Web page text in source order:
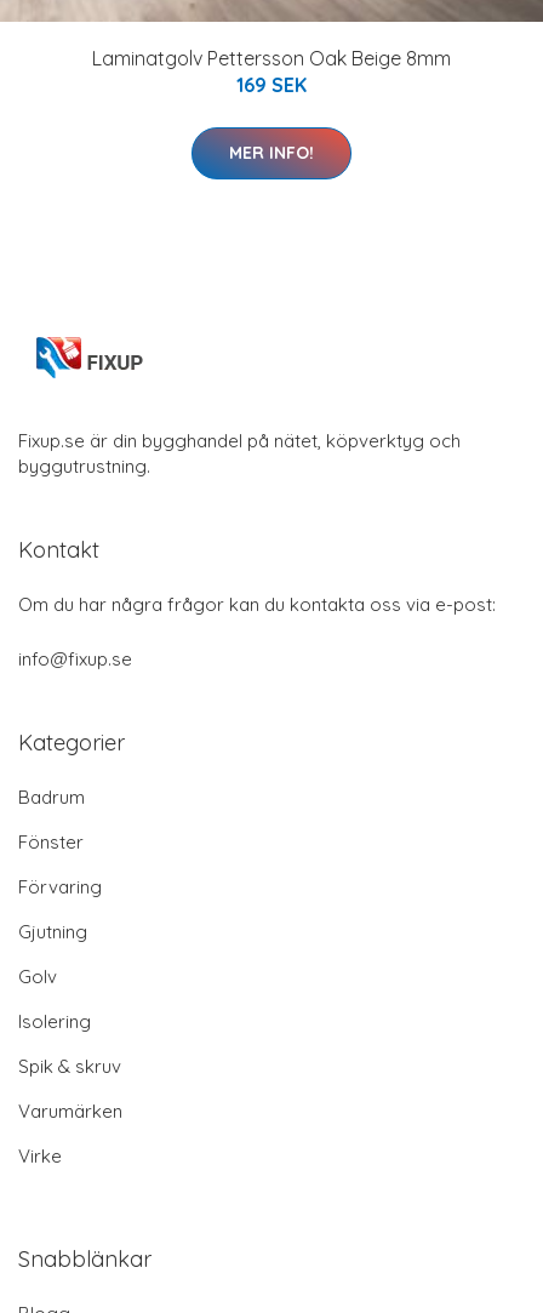
Laminatgolv Pettersson Oak Beige 8mm
169 SEK
MER INFO!
Fixup.se är din bygghandel på nätet, köpverktyg och
byggutrustning.
Kontakt
Om du har några frågor kan du kontakta oss via e-post:
info@fixup.se
Kategorier
Badrum
Fönster
Förvaring
Gjutning
Golv
Isolering
Spik & skruv
Varumärken
Virke
Snabblänkar